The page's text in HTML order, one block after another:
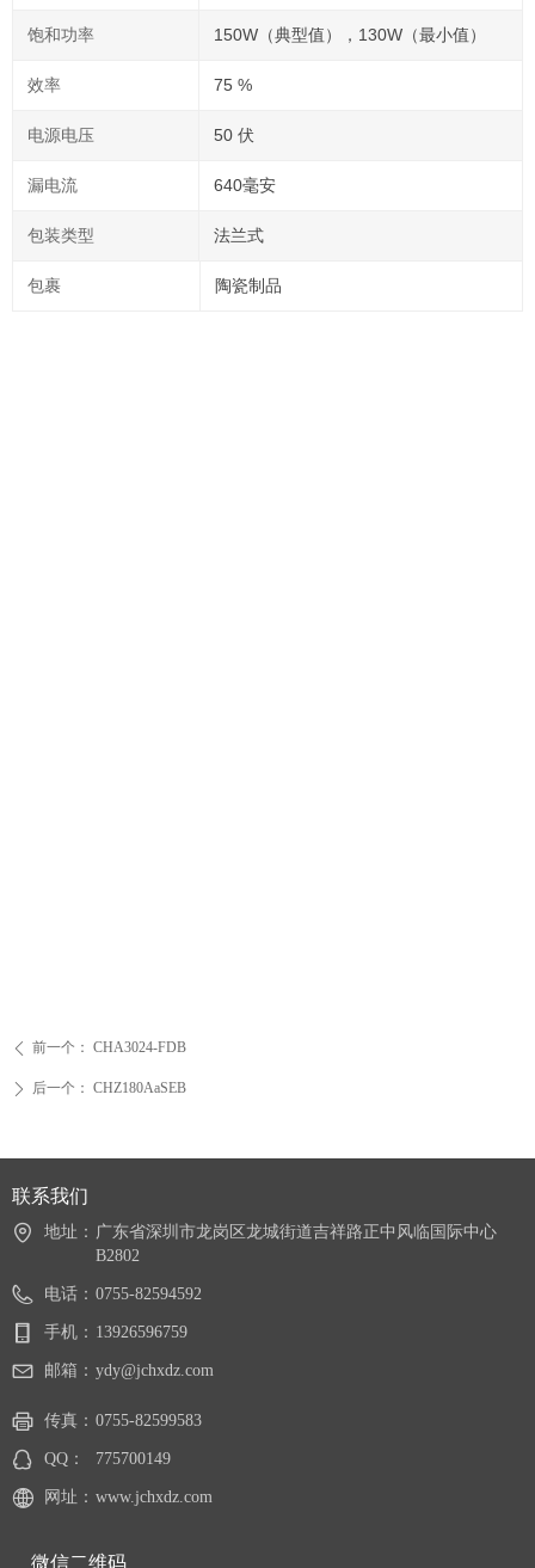
饱和功率 150W（典型值），130W（最小值）
效率 75 %
电源电压 50 伏
漏电流 640毫安
包装类型 法兰式
包裹 陶瓷制品
ꄴ 前一个： CHA3024-FDB
ꄲ 后一个： CHZ180AaSEB
联系我们
地址： 广东省深圳市龙岗区龙城街道吉祥路正中风临国际中心
B2802
电话： 0755-82594592
手机： 13926596759
邮箱： ydy@jchxdz.com
传真： 0755-82599583
QQ： 775700149
网址： www.jchxdz.com
微信二维码